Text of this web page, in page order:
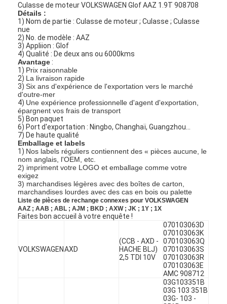
Culasse de moteur VOLKSWAGEN Glof AAZ 1.9T 908708
Détails :
1) Nom de partie : Culasse de moteur ; Culasse ; Culasse
nue
2) No. de modèle : AAZ
3) Appliion : Glof
4) Qualité : De deux ans ou 6000kms
Avantage :
1) Prix raisonnable
2) La livraison rapide
3)Six ans d'expérience de l'exportation vers le marché
d'outre-mer
4) Une expérience professionnelle d'agent d'exportation,
épargnent vos frais de transport
5) Bon paquet
6) Port d'exportation : Ningbo, Changhaï, Guangzhou…
7) De haute qualité
Emballage et labels
1) Nos labels réguliers contiennent des « pièces aucune, le
nom anglais, l'OEM, etc.
2) impriment votre LOGO et emballage comme votre
exigez
3) marchandises légères avec des boîtes de carton,
marchandises lourdes avec des cas en bois ou palette
Liste de pièces de rechange connexes pour VOLKSWAGEN
AAZ ; AAB ; ABL ; AJM ; BKD ; AXW ; JK ; 1Y ; 1X
Faites bon accueil à votre enquête !
VOLKSWAGEN AXD
(CCB - AXD -
HACHE BLJ)
2,5 TDI 10V
070103063D
070103063K
070103063Q
070103063S
070103063R
070103063E
AMC 908712
03G103351B
03G 103 351B
03G- 103 -